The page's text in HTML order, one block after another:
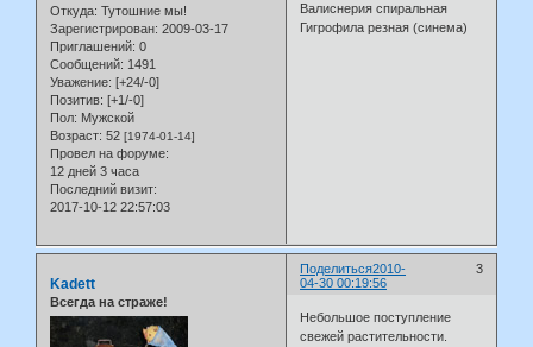
Откуда: Тутошние мы!
Зарегистрирован: 2009-03-17
Приглашений: 0
Сообщений: 1491
Уважение: [+24/-0]
Позитив: [+1/-0]
Пол: Мужской
Возраст: 52 [1974-01-14]
Провел на форуме:
12 дней 3 часа
Последний визит:
2017-10-12 22:57:03
Валиснерия спиральная
Гигрофила резная (синема)
Поделиться 3
2010-
04-30 00:19:56
Kadett
Всегда на страже!
Небольшое поступление
свежей растительности.